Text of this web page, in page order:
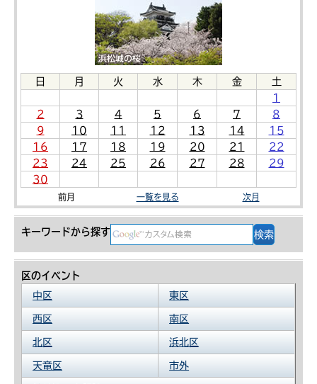
日 月 火 水 木 金
土
1
2
3 4 5 6 7
8
9
10 11 12 13 14
15
16
17 18 19 20 21
22
23
24 25 26 27 28
29
30
前月 一覧を見る 次月
キーワードから探す
区のイベント
中区
東区
西区 南区
北区 浜北区
天竜区 市外